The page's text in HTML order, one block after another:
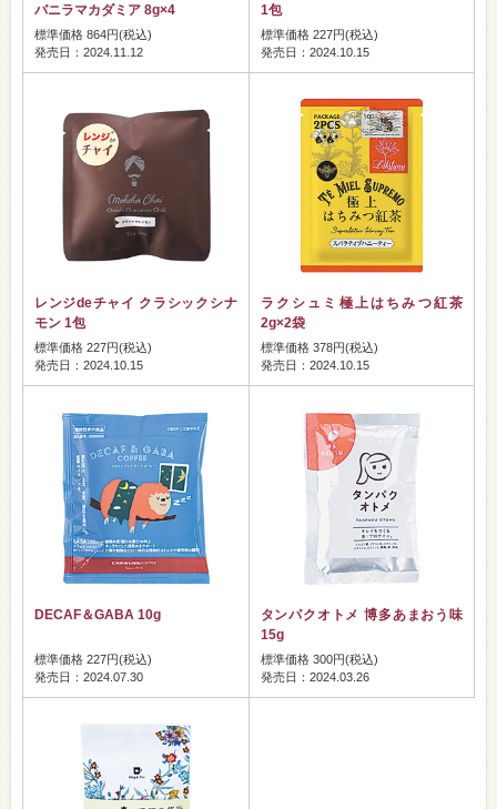
バニラマカダミア 8g×4
標準価格 864円(税込)
発売日：2024.11.12
1包
標準価格 227円(税込)
発売日：2024.10.15
レンジdeチャイ クラシックシナ
モン 1包
標準価格 227円(税込)
発売日：2024.10.15
ラクシュミ極上はちみつ紅茶
2g×2袋
標準価格 378円(税込)
発売日：2024.10.15
DECAF＆GABA 10g
標準価格 227円(税込)
発売日：2024.07.30
タンパクオトメ 博多あまおう味
15g
標準価格 300円(税込)
発売日：2024.03.26